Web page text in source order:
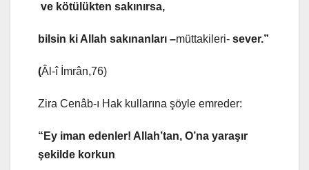
ve kötülükten sakınırsa,
bilsin ki Allah sakınanları –müttakileri- sever.”
(Âl-î İmrân,76)
Zira Cenâb-ı Hak kullarına şöyle emreder:
“Ey iman edenler! Allah’tan, O’na yaraşır
şekilde korkun